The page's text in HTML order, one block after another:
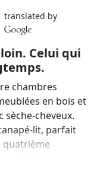
translated by
Celui qui
chambres
en bois et
sèche-cheveux.
lit, parfait
quatrième
Wi-Fi gratuite et